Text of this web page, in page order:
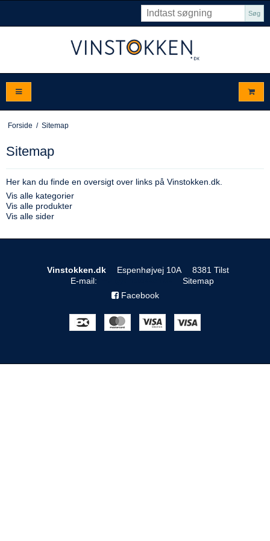
Søg
Forside / Sitemap
Sitemap
Her kan du finde en oversigt over links på Vinstokken.dk.
Vis alle kategorier
Vis alle produkter
Vis alle sider
Vinstokken.dk Espenhøjvej 10A
8381 Tilst
E-mail:
Sitemap
Facebook